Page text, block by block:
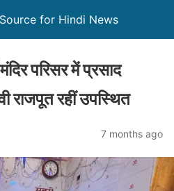
for Hindi News
परिसर में प्रसाद
राजपूत रहीं उपस्थित
7 months ago